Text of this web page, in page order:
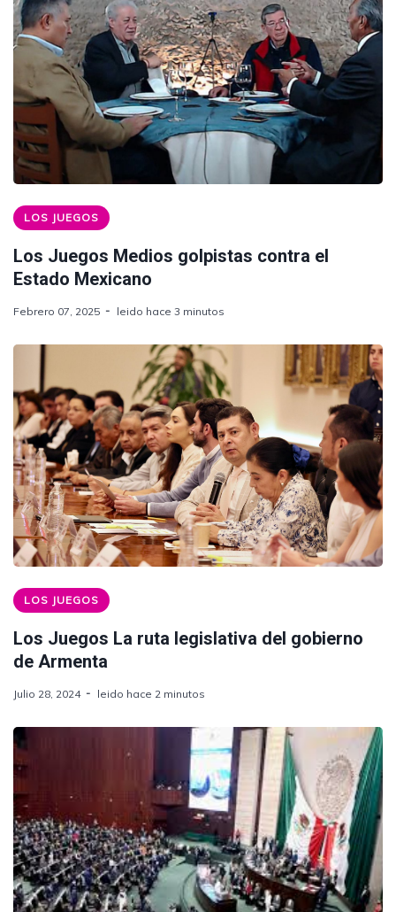
LOS JUEGOS
Los Juegos Medios golpistas contra el
Estado Mexicano
Febrero 07, 2025 leido hace 3 minutos
LOS JUEGOS
Los Juegos La ruta legislativa del gobierno
de Armenta
Julio 28, 2024 leido hace 2 minutos